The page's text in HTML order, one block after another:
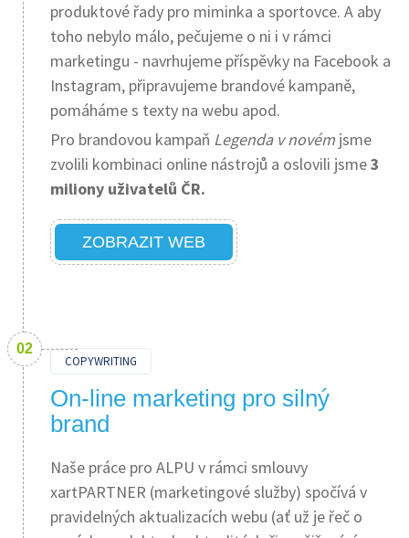
produktové řady pro miminka a sportovce. A aby
toho nebylo málo, pečujeme o ni i v rámci
marketingu - navrhujeme příspěvky na Facebook a
Instagram, připravujeme brandové kampaně,
pomáháme s texty na webu apod.
Pro brandovou kampaň Legenda v novém jsme
zvolili kombinaci online nástrojů a oslovili jsme3
miliony uživatelů ČR.
ZOBRAZIT WEB
COPYWRITING
On-line marketing pro silný
brand
Naše práce pro ALPU v rámci smlouvy
xartPARTNER (marketingové služby) spočívá v
pravidelných aktualizacích webu (ať už je řeč o